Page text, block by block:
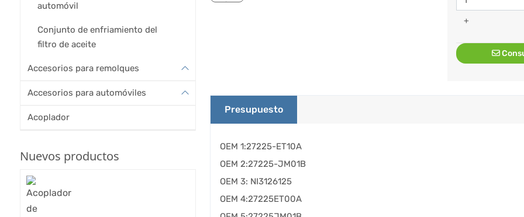
+
Presupuesto
OEM 1:27225-ET10A
OEM 2:27225-JM01B
OEM 3: NI3126125
OEM 4:27225ET00A
automóvil
Conjunto de enfriamiento del
filtro de aceite
Accesorios para remolques
Accesorios para automóviles
Acoplador
Nuevos productos